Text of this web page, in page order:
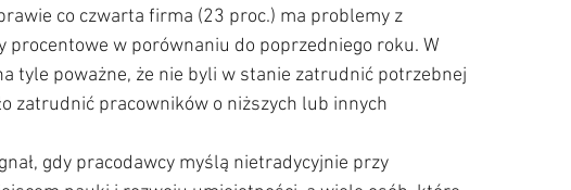
co czwarta firma (23 proc.) ma problemy z
w porównaniu do poprzedniego roku. W
tyle poważne, że nie byli w stanie zatrudnić potrzebnej
zatrudnić pracowników o niższych lub innych
gdy pracodawcy myślą nietradycyjnie przy